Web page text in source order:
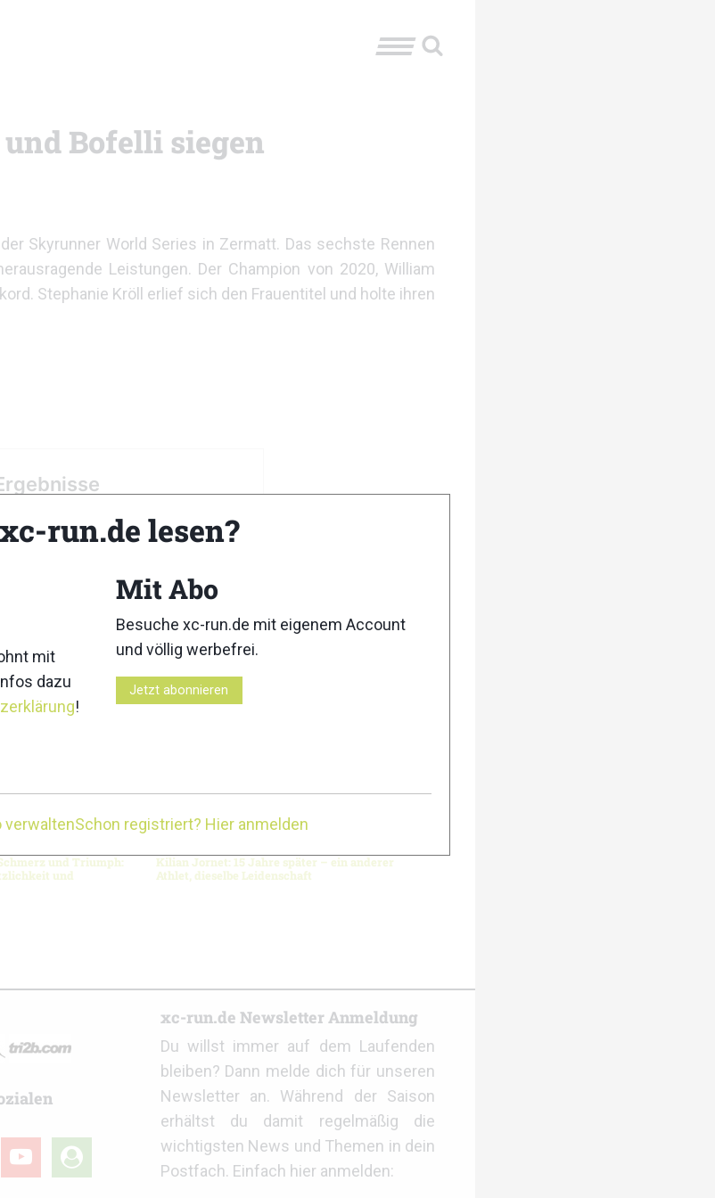
Bofelli siegen
Skyrunner World Series in Zermatt. Das sechste Rennen
Leistungen. Der Champion von 2020, William
Stephanie Kröll erlief sich den Frauentitel und holte ihren
und Triumph:
und
Kilian Jornet: 15 Jahre später – ein anderer
Athlet, dieselbe Leidenschaft
youtube
user-
circle
xc-run.de Newsletter Anmeldung
Du willst immer auf dem Laufenden
bleiben? Dann melde dich für unseren
Newsletter an. Während der Saison
erhältst du damit regelmäßig die
wichtigsten News und Themen in dein
Postfach. Einfach hier anmelden:
run.de lesen?
mit
dazu
!
Mit Abo
Besuche xc-run.de mit eigenem Account
und völlig werbefrei.
Jetzt abonnieren
verwaltenSchon registriert? Hier anmelden